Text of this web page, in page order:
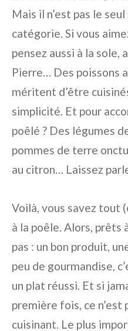
Mais il n’est pas le
catégorie. Si vous
pensez aussi à la sole,
Pierre… Des poissons
méritent d’être
simplicité. Et pour
poêlé ? Des légumes
pommes de terre
au citron… Laissez
Voilà, vous savez tout
à la poêle. Alors, prêts
pas : un bon produit,
peu de gourmandise,
un plat réussi. Et si
première fois, ce n’est
cuisinant. Le plus